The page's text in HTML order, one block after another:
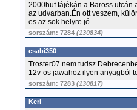
2000huf tájékán a Baross utcán
az udvarban.Én ott veszem,
es az sok helyre jó.
sorszám: 7284 (130834)
csabi350
Troster07 nem tudsz
12v-os jawahoz ilyen anyagból
sorszám: 7283 (130817)
Keri